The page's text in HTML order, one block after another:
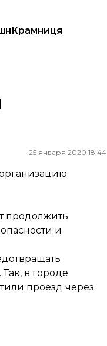
Крамниця
25 января 2020 18:44
продолжить
и
в городе
проезд через